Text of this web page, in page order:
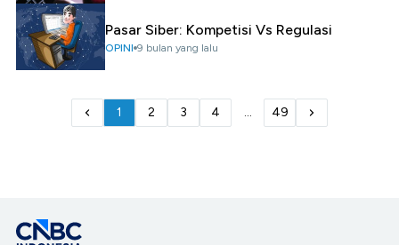
Pasar Siber: Kompetisi Vs Regulasi
OPINI 9 bulan yang lalu
1 2 3 4 ... 49